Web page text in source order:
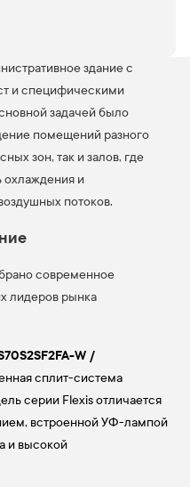
здание с
и специфическими
задачей было
помещений разного
зон, так и залов, где
охлаждения и
потоков.
современное
лидеров рынка
W /
сплит-система
серии Flexis отличается
встроенной УФ-лампой
и высокой